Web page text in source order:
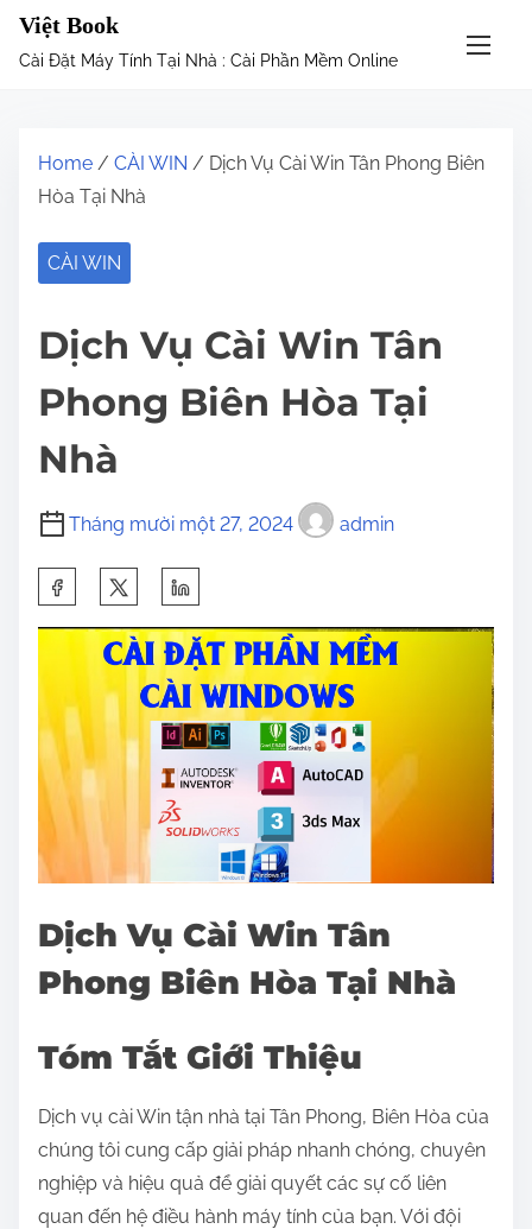
Việt Book
Cài Đặt Máy Tính Tại Nhà : Cài Phần Mềm Online
Home / CÀI WIN / Dịch Vụ Cài Win Tân Phong Biên
Hòa Tại Nhà
CÀI WIN
Dịch Vụ Cài Win Tân
Phong Biên Hòa Tại
Nhà
Tháng mười một 27, 2024 admin
h
s
p
s
n
Dịch Vụ Cài Win Tân
Phong Biên Hòa Tại Nhà
Tóm Tắt Giới Thiệu
Dịch vụ cài Win tận nhà tại Tân Phong, Biên Hòa của
chúng tôi cung cấp giải pháp nhanh chóng, chuyên
nghiệp và hiệu quả để giải quyết các sự cố liên
quan đến hệ điều hành máy tính của bạn. Với đội